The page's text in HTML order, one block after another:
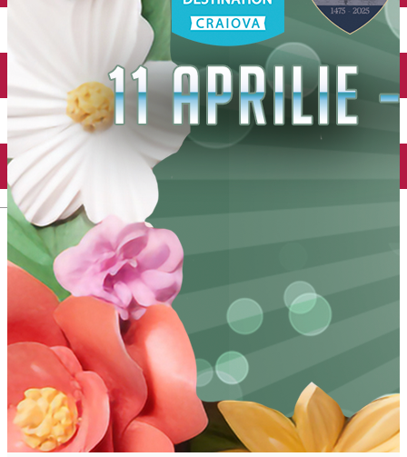
English
Închirieri auto
Închirieri biciclete
Încărcare vehicule electrice